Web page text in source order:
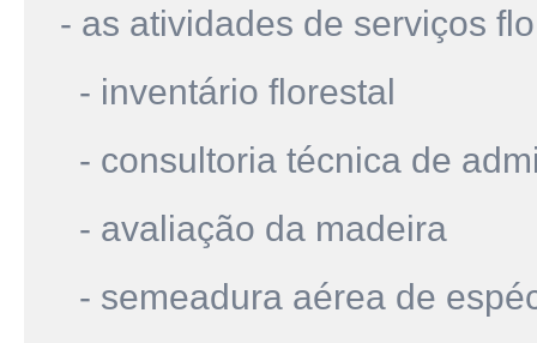
- as atividades de serviços
- inventário florestal
- consultoria técnica de
- avaliação da madeira
- semeadura aérea de